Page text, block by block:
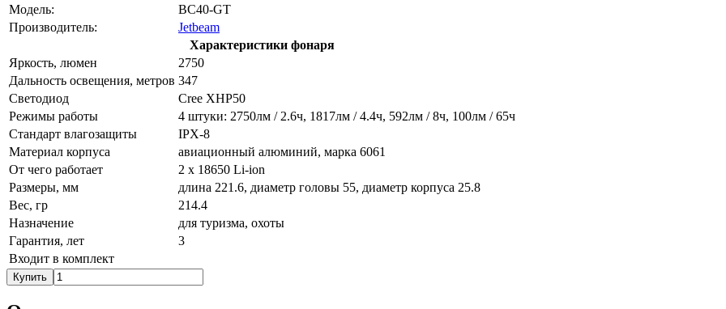
Модель:
BC40-GT
Производитель:
Jetbeam
Характеристики фонаря
Яркость, люмен
2750
Дальность освещения, метров 347
Светодиод
Cree XHP50
Режимы работы
4 штуки: 2750лм / 2.6ч, 1817лм / 4.4ч, 592лм / 8ч, 100лм / 65ч
Стандарт влагозащиты
IPX-8
Материал корпуса
авиационный алюминий, марка 6061
От чего работает
2 х 18650 Li-ion
Размеры, мм
длина 221.6, диаметр головы 55, диаметр корпуса 25.8
Вес, гр
214.4
Назначение
для туризма, охоты
Гарантия, лет
3
Входит в комплект
Купить